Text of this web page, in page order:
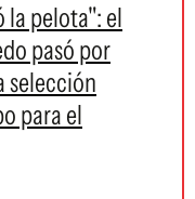
la pelota": el
pasó por
selección
para el